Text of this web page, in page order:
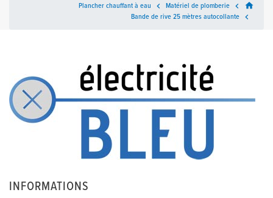
home

Matériel de plomberie

Plancher chauffant à eau

Bande de rive 25 mètres autocollante
INFORMATIONS